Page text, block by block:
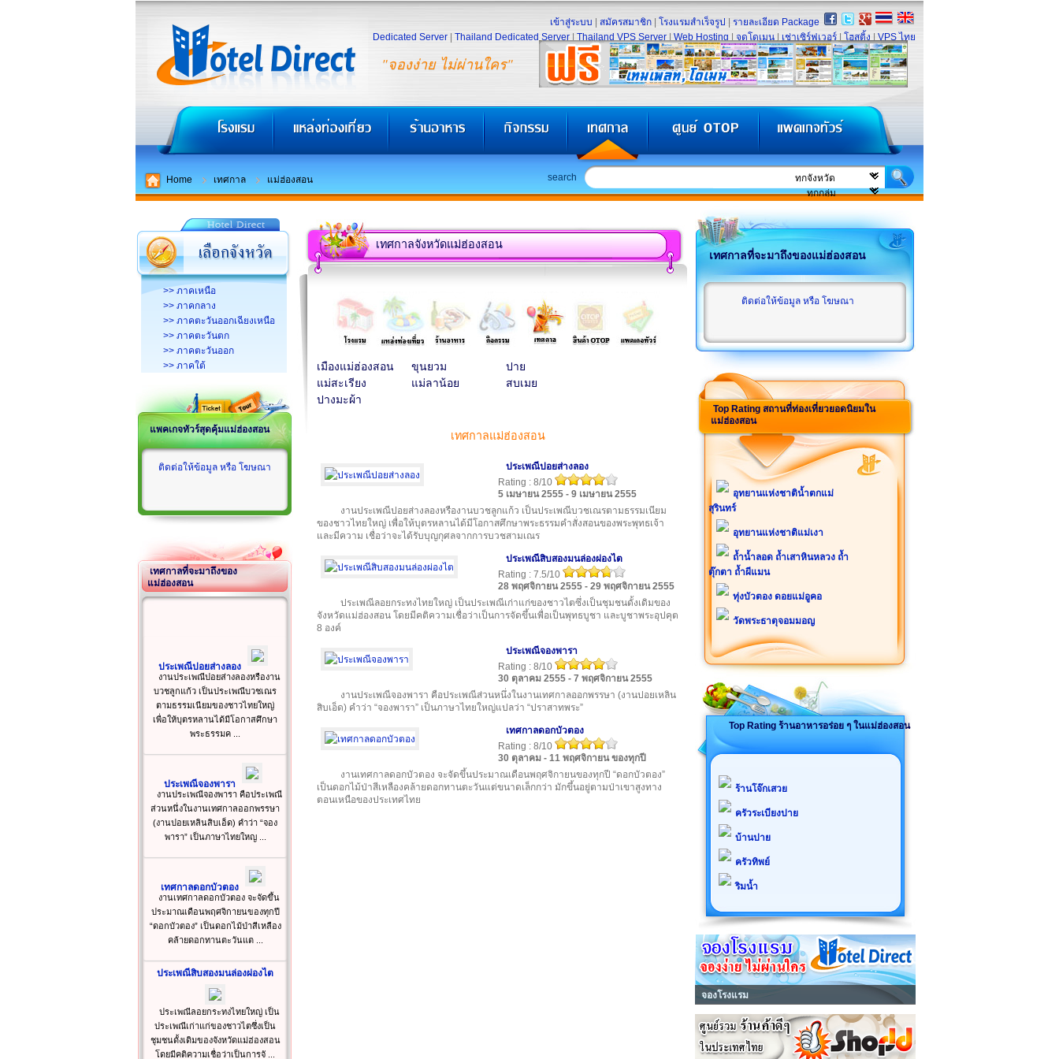
"จองง่าย ไม่ผ่านใคร"
เข้าสู่ระบบ สมัครสมาชิก โรงแรมสำเร็จรูป
รายละเอียด Package
Dedicated Server
Thailand Dedicated Server Thailand VPS Server Web Hosting จดโดเมน เช่าเซิร์ฟเวอร์ โฮสติ้ง VPS ไทย
Home เทศกาล แม่ฮ่องสอน search
>> ภาคเหนือ
>> ภาคกลาง
>> ภาคตะวันออกเฉียงเหนือ
>> ภาคตะวันตก
>> ภาคตะวันออก
>> ภาคใต้
แพคเกจทัวร์สุดคุ้มแม่ฮ่องสอน
ติดต่อให้ข้อมูล หรือ โฆษณา
เทศกาลที่จะมาถึงของ
แม่ฮ่องสอน
ประเพณีปอยส่างลอง
งานประเพณีปอยส่างลองหรืองาน
บวชลูกแก้ว เป็นประเพณีบวชเณร
ตามธรรมเนียมของชาวไทยใหญ่
เพื่อให้บุตรหลานได้มีโอกาสศึกษา
พระธรรมค ...
ประเพณีจองพารา
งานประเพณีจองพารา คือประเพณี
ส่วนหนึ่งในงานเทศกาลออกพรรษา
(งานปอยเหลินสิบเอ็ด) คำว่า “จอง
พารา” เป็นภาษาไทยใหญ ...
เทศกาลดอกบัวตอง
งานเทศกาลดอกบัวตอง จะจัดขึ้น
ประมาณเดือนพฤศจิกายนของทุกปี
“ดอกบัวตอง” เป็นดอกไม้ป่าสีเหลือง
คล้ายดอกทานตะวันแต ...
ประเพณีสิบสองมนล่องผ่องไต
ประเพณีลอยกระทงไทยใหญ่ เป็น
ประเพณีเก่าแก่ของชาวไตซึ่งเป็น
ชุมชนดั้งเดิมของจังหวัดแม่ฮ่องสอน
โดยมีคติความเชื่อว่าเป็นการจั ...
เทศกาลจังหวัดแม่ฮ่องสอน
เมืองแม่ฮ่องสอน ขุนยวม
ปาย
แม่สะเรียง
แม่ลาน้อย
สบเมย
ปางมะผ้า
เทศกาลแม่ฮ่องสอน
ประเพณีปอยส่างลอง
Rating : 8/10
5 เมษายน 2555 - 9 เมษายน 2555
งานประเพณีปอยส่างลองหรืองานบวชลูกแก้ว เป็นประเพณีบวชเณรตามธรรมเนียม
ของชาวไทยใหญ่ เพื่อให้บุตรหลานได้มีโอกาสศึกษาพระธรรมคำสั่งสอนของพระพุทธเจ้า
และมีความ เชื่อว่าจะได้รับบุญกุศลจากการบวชสามเณร
ประเพณีสิบสองมนล่องผ่องไต
Rating : 7.5/10
28 พฤศจิกายน 2555 - 29 พฤศจิกายน 2555
ประเพณีลอยกระทงไทยใหญ่ เป็นประเพณีเก่าแก่ของชาวไตซึ่งเป็นชุมชนดั้งเดิมของ
จังหวัดแม่ฮ่องสอน โดยมีคติความเชื่อว่าเป็นการจัดขึ้นเพื่อเป็นพุทธบูชา และบูชาพระอุปคุต
8 องค์
ประเพณีจองพารา
Rating : 8/10
30 ตุลาคม 2555 - 7 พฤศจิกายน 2555
งานประเพณีจองพารา คือประเพณีส่วนหนึ่งในงานเทศกาลออกพรรษา (งานปอยเหลิน
สิบเอ็ด) คำว่า “จองพารา” เป็นภาษาไทยใหญ่แปลว่า “ปราสาทพระ”
เทศกาลดอกบัวตอง
Rating : 8/10
30 ตุลาคม - 11 พฤศจิกายน ของทุกปี
งานเทศกาลดอกบัวตอง จะจัดขึ้นประมาณเดือนพฤศจิกายนของทุกปี “ดอกบัวตอง”
เป็นดอกไม้ป่าสีเหลืองคล้ายดอกทานตะวันแต่ขนาดเล็กกว่า มักขึ้นอยู่ตามป่าเขาสูงทาง
ตอนเหนือของประเทศไทย
เทศกาลที่จะมาถึงของแม่ฮ่องสอน
ติดต่อให้ข้อมูล หรือ โฆษณา
Top Rating สถานที่ท่องเที่ยวยอดนิยมใน
แม่ฮ่องสอน
อุทยานแห่งชาติน้ำตกแม่
สุรินทร์
อุทยานแห่งชาติแม่เงา
ถ้ำน้ำลอด ถ้ำเสาหินหลวง ถ้ำ
ตุ๊กตา ถ้ำผีแมน
ทุ่งบัวตอง ดอยแม่อูคอ
วัดพระธาตุจอมมอญ
Top Rating ร้านอาหารอร่อย ๆ ในแม่ฮ่องสอน
ร้านโจ๊กเสวย
ครัวระเบียงปาย
บ้านปาย
ครัวทิพย์
ริมน้ำ
จองโรงแรม